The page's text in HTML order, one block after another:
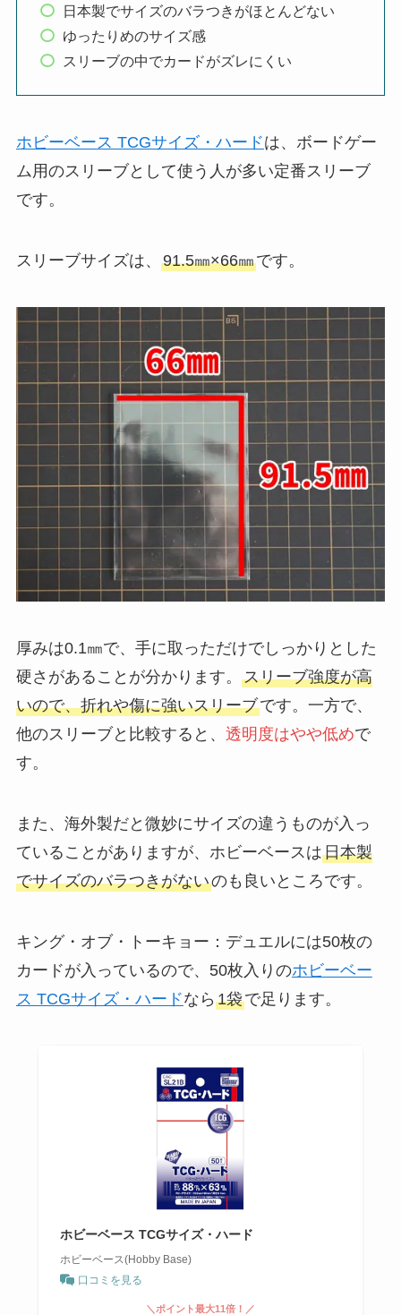
日本製でサイズのバラつきがほとんどない
ゆったりめのサイズ感
スリーブの中でカードがズレにくい
ホビーベース TCGサイズ・ハードは、ボードゲー
ム用のスリーブとして使う人が多い定番スリーブ
です。
スリーブサイズは、 91.5㎜×66㎜です。
厚みは0.1㎜で、手に取っただけでしっかりとした
硬さがあることが分かります。 スリーブ強度が高
いので、折れや傷に強いスリーブです。一方で、
他のスリーブと比較すると、 透明度はやや低めで
す。
また、海外製だと微妙にサイズの違うものが入っ
ていることがありますが、ホビーベースは日本製
でサイズのバラつきがないのも良いところです。
キング・オブ・トーキョー：デュエルには50枚の
カードが入っているので、50枚入りのホビーベー
ス TCGサイズ・ハードなら 1袋で足ります。
ホビーベース TCGサイズ・ハード
ホビーベース(Hobby Base)
口コミを見る
＼ポイント最大11倍！／